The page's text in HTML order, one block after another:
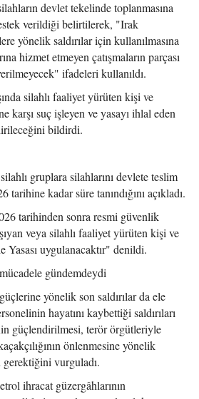
devlet tekelinde toplanmasına
verildiği belirtilerek, "Irak
yönelik saldırılar için kullanılmasına
hizmet etmeyen çatışmaların parçası
ifadeleri kullanıldı.
silahlı faaliyet yürüten kişi ve
karşı suç işleyen ve yasayı ihlal eden
bildirdi.
gruplara silahlarını devlete teslim
kadar süre tanındığını açıkladı.
tarihinden sonra resmi güvenlik
veya silahlı faaliyet yürüten kişi ve
Yasası uygulanacaktır" denildi.
gündemdeydi
yönelik son saldırılar da ele
hayatını kaybettiği saldırıları
güçlendirilmesi, terör örgütleriyle
önlenmesine yönelik
gerektiğini vurguladı.
ihracat güzergâhlarının